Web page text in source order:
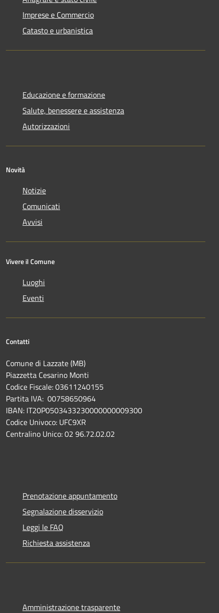
Imprese e Commercio
Catasto e urbanistica
Educazione e formazione
Salute, benessere e assistenza
Autorizzazioni
Novità
Notizie
Comunicati
Avvisi
Vivere il Comune
Luoghi
Eventi
Contatti
Comune di Lazzate (MB)
Piazzetta Cesarino Monti
Codice Fiscale: 03611240155
Partita IVA: 00758650964
IBAN: IT20P0503433230000000009300
Codice Univoco: UFC9XR
Centralino Unico: 02 96.72.02.02
Prenotazione appuntamento
Segnalazione disservizio
Leggi le FAQ
Richiesta assistenza
Amministrazione trasparente